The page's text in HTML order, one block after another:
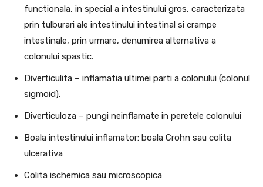
functionala, in special a intestinului gros, caracterizata
prin tulburari ale intestinului intestinal si crampe
intestinale, prin urmare, denumirea alternativa a
colonului spastic.
Diverticulita – inflamatia ultimei parti a colonului (colonul
sigmoid).
Diverticuloza – pungi neinflamate in peretele colonului
Boala intestinului inflamator: boala Crohn sau colita
ulcerativa
Colita ischemica sau microscopica